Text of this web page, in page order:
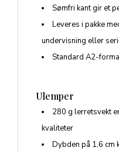
Sømfri kant gir et
Leveres i pakke
undervisning eller
Standard A2-
Ulemper
280 g lerretsvekt
kvaliteter
Dybden på 1,6